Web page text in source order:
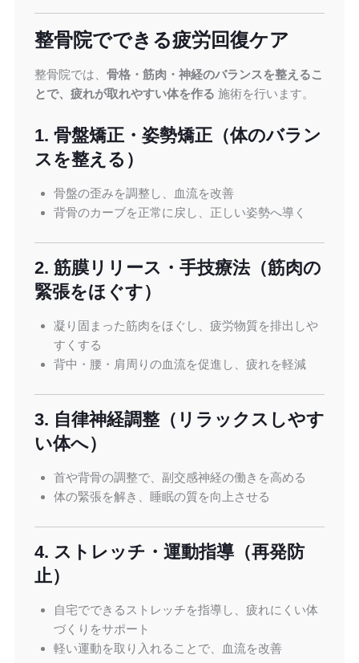
整骨院でできる疲労回復ケア
整骨院では、 骨格・筋肉・神経のバランスを整えるこ
とで、疲れが取れやすい体を作る 施術を行います。
1. 骨盤矯正・姿勢矯正（体のバラン
スを整える）
骨盤の歪みを調整し、血流を改善
背骨のカーブを正常に戻し、正しい姿勢へ導く
2. 筋膜リリース・手技療法（筋肉の
緊張をほぐす）
凝り固まった筋肉をほぐし、疲労物質を排出しや
すくする
背中・腰・肩周りの血流を促進し、疲れを軽減
3. 自律神経調整（リラックスしやす
い体へ）
首や背骨の調整で、副交感神経の働きを高める
体の緊張を解き、睡眠の質を向上させる
4. ストレッチ・運動指導（再発防
止）
自宅でできるストレッチを指導し、疲れにくい体
づくりをサポート
軽い運動を取り入れることで、血流を改善